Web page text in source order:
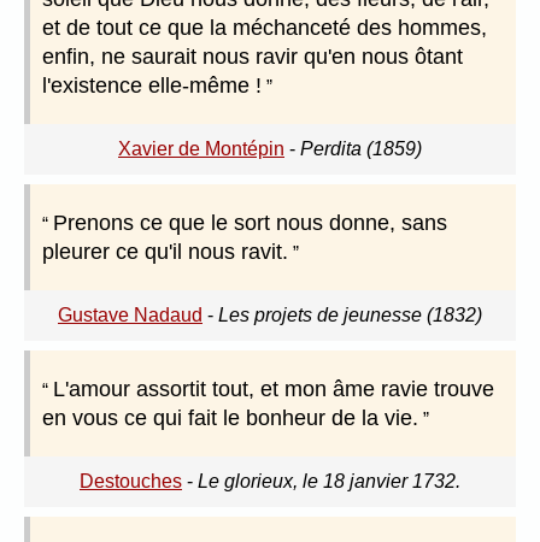
et de tout ce que la méchanceté des hommes,
enfin, ne saurait nous ravir qu'en nous ôtant
l'existence elle-même !
Xavier de Montépin - Perdita (1859)
Prenons ce que le sort nous donne, sans
pleurer ce qu'il nous ravit.
Gustave Nadaud - Les projets de jeunesse (1832)
L'amour assortit tout, et mon âme ravie trouve
en vous ce qui fait le bonheur de la vie.
Destouches - Le glorieux, le 18 janvier 1732.